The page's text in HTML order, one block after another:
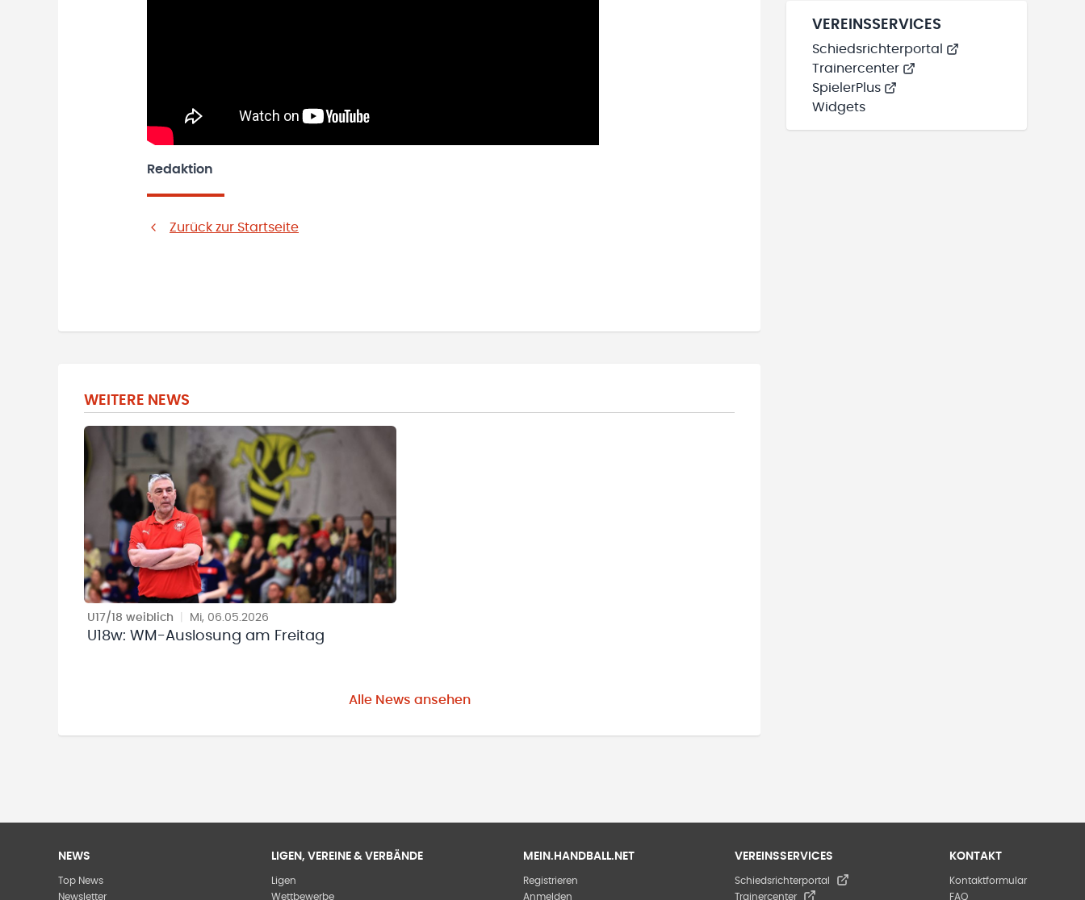
Redaktion
Zurück zur Startseite
WEITERE NEWS
U17/18 weiblich Mi, 06.05.2026
U18w: WM-Auslosung am Freitag
Alle News ansehen
VEREINSSERVICES
Schiedsrichterportal
Trainercenter
SpielerPlus
Widgets
NEWS
Top News
Newsletter
LIGEN, VEREINE & VERBÄNDE
Ligen
Wettbewerbe
MEIN.HANDBALL.NET
Registrieren
Anmelden
VEREINSSERVICES
Schiedsrichterportal
Trainercenter
KONTAKT
Kontaktformular
FAQ